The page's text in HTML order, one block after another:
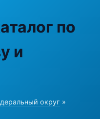
по
и
округ »